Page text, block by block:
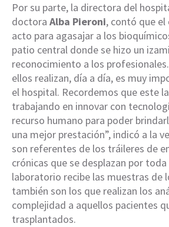
Por su parte, la directora del
doctora Alba Pieroni, contó que
acto para agasajar a los
patio central donde se hizo un
reconocimiento a los
ellos realizan, día a día, es muy
el hospital. Recordemos que este
trabajando en innovar con
recurso humano para poder
una mejor prestación”, indicó a la
son referentes de los tráileres de
crónicas que se desplazan por
laboratorio recibe las muestras de
también son los que realizan los
complejidad a aquellos pacientes
trasplantados.